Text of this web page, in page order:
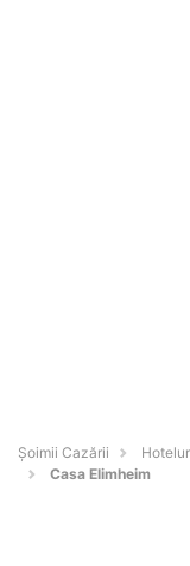
Șoimii Cazării
Casa Elimheim